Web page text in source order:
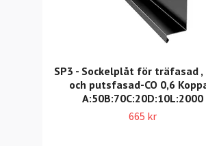
SP3 - Sockelplåt för träfasad
och putsfasad-CO 0,6
A:50B:70C:20D:10L:2000
665 kr